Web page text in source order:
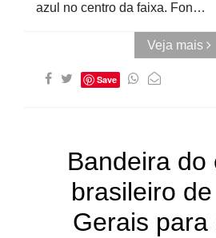
azul no centro da faixa. Fon…
Veja mais
Save
Bandeira do
brasileiro
Gerais para